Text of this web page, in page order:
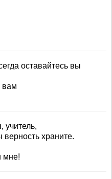
оставайтесь вы
вам
учитель,
храните.
мне!